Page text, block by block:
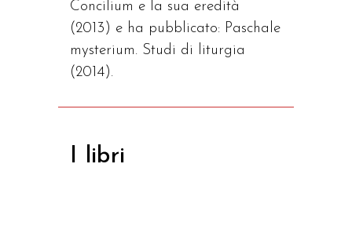
Concilium e la sua eredità
(2013) e ha pubblicato: Paschale
mysterium. Studi di liturgia
(2014).
I libri